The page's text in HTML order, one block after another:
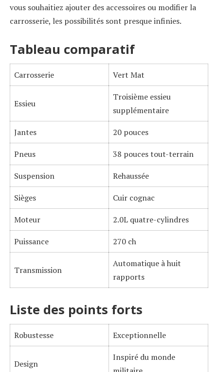
vous souhaitiez ajouter des accessoires ou modifier la
carrosserie, les possibilités sont presque infinies.
Tableau comparatif
Carrosserie Vert Mat
Essieu
Troisième essieu
supplémentaire
Jantes 20 pouces
Pneus 38 pouces tout-terrain
Suspension Rehaussée
Sièges Cuir cognac
Moteur 2.0L quatre-cylindres
Puissance 270 ch
Transmission
Automatique à huit
rapports
Liste des points forts
Robustesse Exceptionnelle
Design
Inspiré du monde